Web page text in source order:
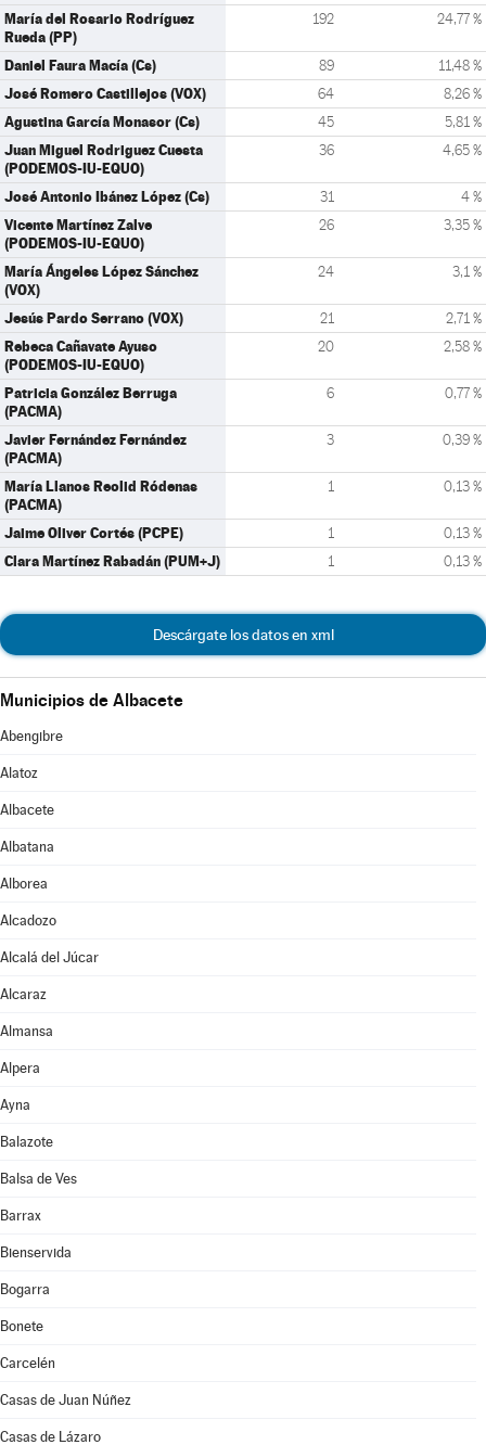
María del Rosario Rodríguez
Rueda (PP)
192 24,77 %
Daniel Faura Macía (Cs) 89 11,48 %
José Romero Castillejos (VOX) 64 8,26 %
Agustina García Monasor (Cs) 45 5,81 %
Juan Miguel Rodriguez Cuesta
(PODEMOS-IU-EQUO)
36 4,65 %
José Antonio Ibánez López (Cs) 31 4 %
Vicente Martínez Zalve
(PODEMOS-IU-EQUO)
26 3,35 %
María Ángeles López Sánchez
(VOX)
24 3,1 %
Jesús Pardo Serrano (VOX) 21 2,71 %
Rebeca Cañavate Ayuso
(PODEMOS-IU-EQUO)
20 2,58 %
Patricia González Berruga
(PACMA)
6 0,77 %
Javier Fernández Fernández
(PACMA)
3 0,39 %
María Llanos Reolid Ródenas
(PACMA)
1 0,13 %
Jaime Oliver Cortés (PCPE) 1 0,13 %
Clara Martínez Rabadán (PUM+J) 1 0,13 %
Descárgate los datos en xml
Municipios de Albacete
Abengibre
Alatoz
Albacete
Albatana
Alborea
Alcadozo
Alcalá del Júcar
Alcaraz
Almansa
Alpera
Ayna
Balazote
Balsa de Ves
Barrax
Bienservida
Bogarra
Bonete
Carcelén
Casas de Juan Núñez
Casas de Lázaro